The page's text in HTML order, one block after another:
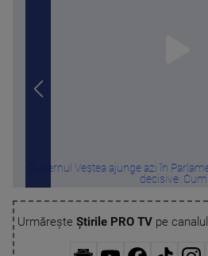
Guvernul Veștea ajunge azi în
decisive. Cum
Urmărește Știrile PRO TVpe